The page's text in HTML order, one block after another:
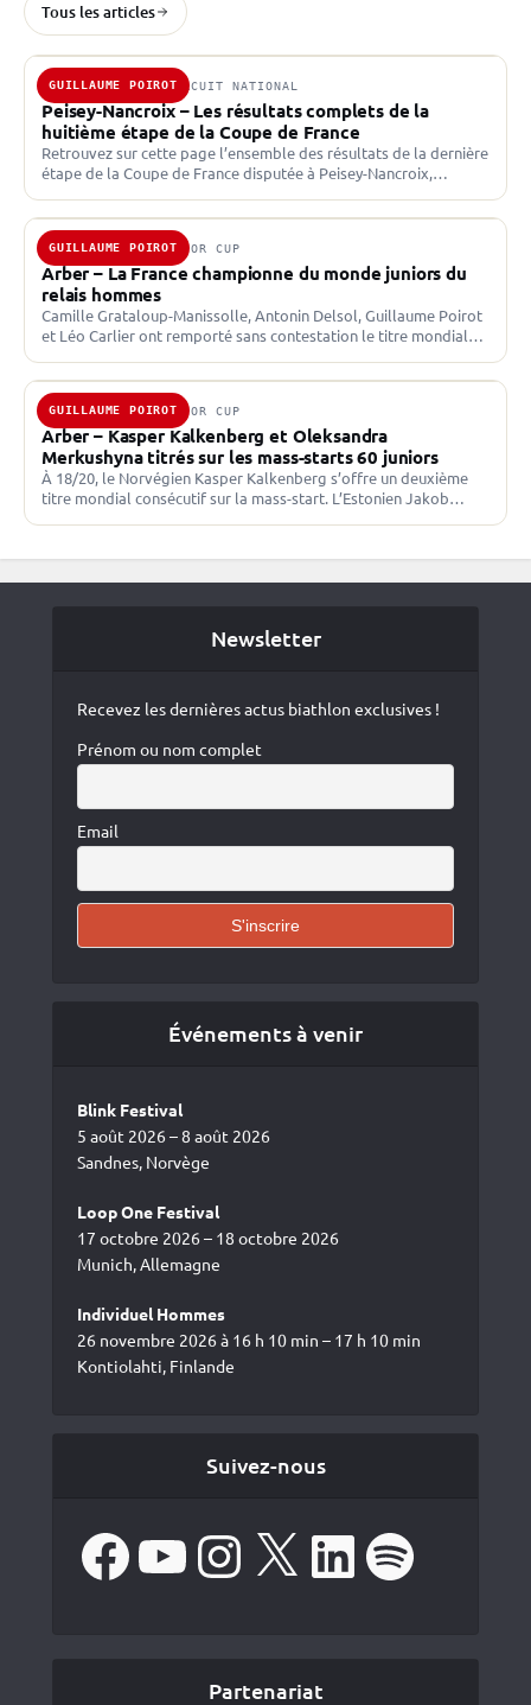
Tous les articles
GUILLAUME POIROT
15 MARS 2026 · CIRCUIT NATIONAL
Peisey-Nancroix – Les résultats complets de la
huitième étape de la Coupe de France
Retrouvez sur cette page l’ensemble des résultats de la dernière
étape de la Coupe de France disputée à Peisey-Nancroix,
GUILLAUME POIROT
7 MARS 2026 · JUNIOR CUP
Arber – La France championne du monde juniors du
relais hommes
Camille Grataloup-Manissolle, Antonin Delsol, Guillaume Poirot
et Léo Carlier ont remporté sans contestation le titre mondial
GUILLAUME POIROT
6 MARS 2026 · JUNIOR CUP
Arber – Kasper Kalkenberg et Oleksandra
Merkushyna titrés sur les mass-starts 60 juniors
À 18/20, le Norvégien Kasper Kalkenberg s’offre un deuxième
titre mondial consécutif sur la mass-start. L’Estonien Jakob
Newsletter
Recevez les dernières actus biathlon exclusives !
Prénom ou nom complet
Email
Événements à venir
Blink Festival
5 août 2026 – 8 août 2026
Sandnes, Norvège
Loop One Festival
17 octobre 2026 – 18 octobre 2026
Munich, Allemagne
Individuel Hommes
26 novembre 2026 à 16 h 10 min – 17 h 10 min
Kontiolahti, Finlande
Suivez-nous
Facebook Instagram LinkedIn Spotify
Partenariat